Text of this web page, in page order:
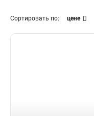
Сортировать по: цене